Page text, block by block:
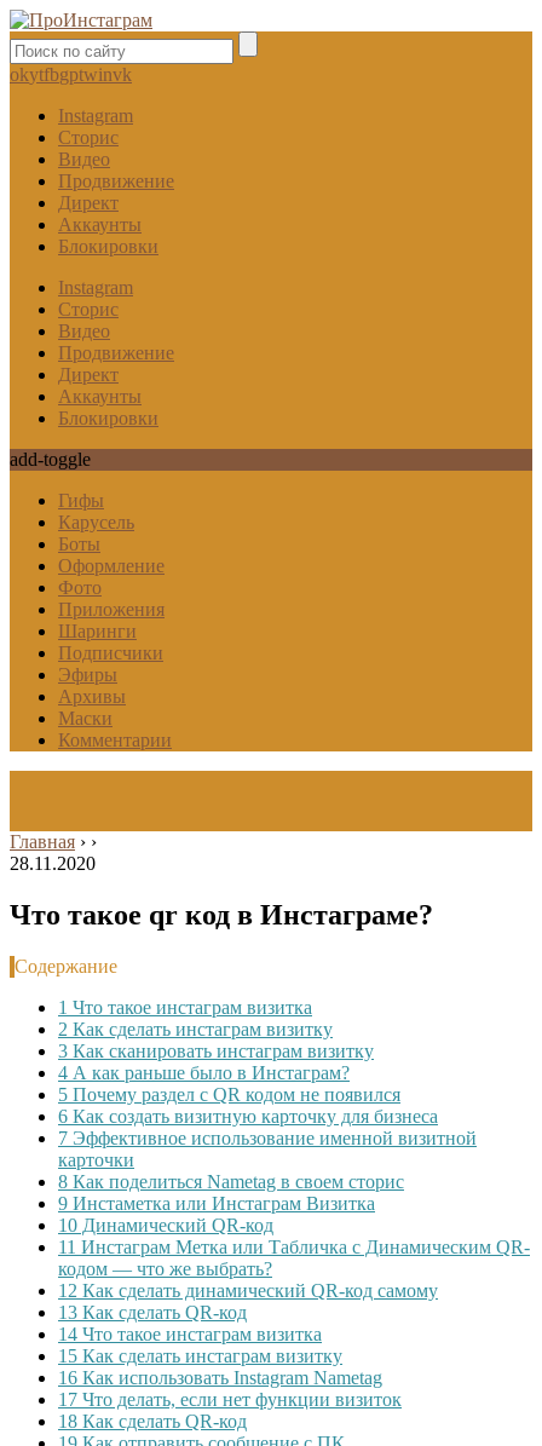
okytfbgptwinvk
Instagram
Сторис
Видео
Продвижение
Директ
Аккаунты
Блокировки
Instagram
Сторис
Видео
Продвижение
Директ
Аккаунты
Блокировки
add-toggle
Гифы
Карусель
Боты
Оформление
Фото
Приложения
Шаринги
Подписчики
Эфиры
Архивы
Маски
Комментарии
Главная › ›
28.11.2020
Что такое qr код в Инстаграме?
Содержание
1 Что такое инстаграм визитка
2 Как сделать инстаграм визитку
3 Как сканировать инстаграм визитку
4 А как раньше было в Инстаграм?
5 Почему раздел с QR кодом не появился
6 Как создать визитную карточку для бизнеса
7 Эффективное использование именной визитной
карточки
8 Как поделиться Nametag в своем сторис
9 Инстаметка или Инстаграм Визитка
10 Динамический QR-код
11 Инстаграм Метка или Табличка с Динамическим QR-
кодом — что же выбрать?
12 Как сделать динамический QR-код самому
13 Как сделать QR-код
14 Что такое инстаграм визитка
15 Как сделать инстаграм визитку
16 Как использовать Instagram Nametag
17 Что делать, если нет функции визиток
18 Как сделать QR-код